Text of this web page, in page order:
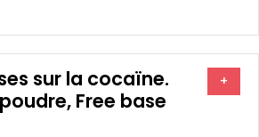
sur la cocaïne.
Free base
+